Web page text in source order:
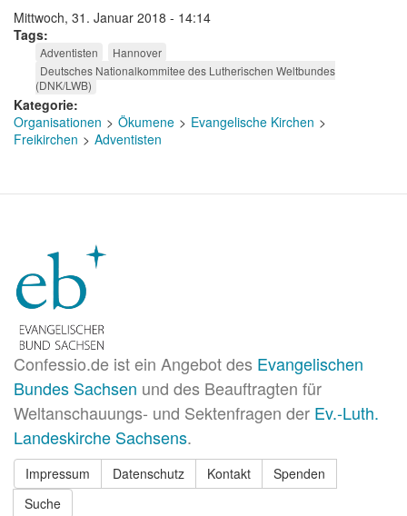
Mittwoch, 31. Januar 2018 - 14:14
Tags
Adventisten
Hannover
Deutsches Nationalkommitee des Lutherischen Weltbundes
(DNK/LWB)
Kategorie
Organisationen
Ökumene
Evangelische Kirchen
Freikirchen
Adventisten
Confessio.de ist ein Angebot des Evangelischen
Bundes Sachsen und des Beauftragten für
Weltanschauungs- und Sektenfragen der Ev.-Luth.
Landeskirche Sachsens.
Impressum Datenschutz Kontakt
Spenden
Suche